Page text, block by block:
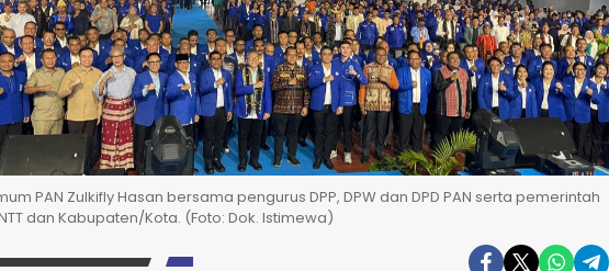
PAN Zulkifly Hasan bersama pengurus DPP, DPW dan DPD PAN serta pemerintah
dan Kabupaten/Kota. (Foto: Dok. Istimewa)